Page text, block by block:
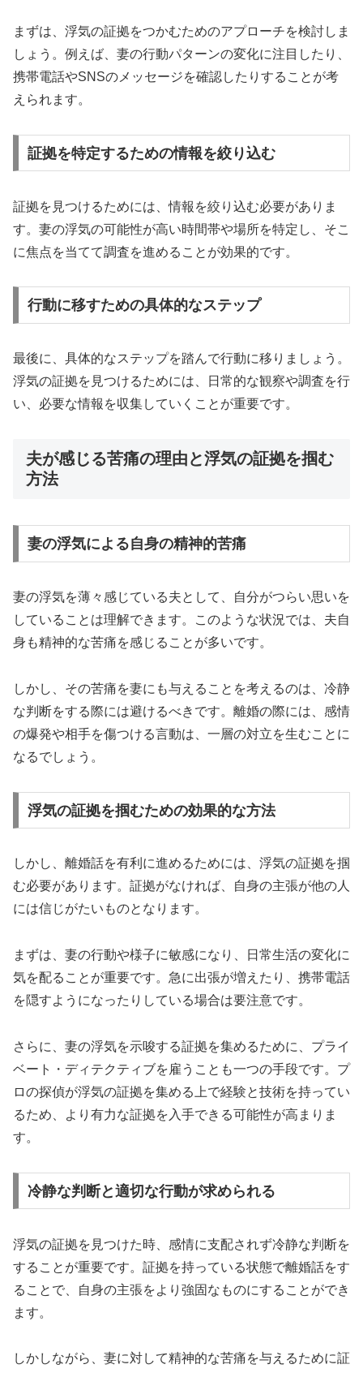
まずは、浮気の証拠をつかむためのアプローチを検討しま
しょう。例えば、妻の行動パターンの変化に注目したり、
携帯電話やSNSのメッセージを確認したりすることが考
えられます。
証拠を特定するための情報を絞り込む
証拠を見つけるためには、情報を絞り込む必要がありま
す。妻の浮気の可能性が高い時間帯や場所を特定し、そこ
に焦点を当てて調査を進めることが効果的です。
行動に移すための具体的なステップ
最後に、具体的なステップを踏んで行動に移りましょう。
浮気の証拠を見つけるためには、日常的な観察や調査を行
い、必要な情報を収集していくことが重要です。
夫が感じる苦痛の理由と浮気の証拠を掴む
方法
妻の浮気による自身の精神的苦痛
妻の浮気を薄々感じている夫として、自分がつらい思いを
していることは理解できます。このような状況では、夫自
身も精神的な苦痛を感じることが多いです。
しかし、その苦痛を妻にも与えることを考えるのは、冷静
な判断をする際には避けるべきです。離婚の際には、感情
の爆発や相手を傷つける言動は、一層の対立を生むことに
なるでしょう。
浮気の証拠を掴むための効果的な方法
しかし、離婚話を有利に進めるためには、浮気の証拠を掴
む必要があります。証拠がなければ、自身の主張が他の人
には信じがたいものとなります。
まずは、妻の行動や様子に敏感になり、日常生活の変化に
気を配ることが重要です。急に出張が増えたり、携帯電話
を隠すようになったりしている場合は要注意です。
さらに、妻の浮気を示唆する証拠を集めるために、プライ
ベート・ディテクティブを雇うことも一つの手段です。プ
ロの探偵が浮気の証拠を集める上で経験と技術を持ってい
るため、より有力な証拠を入手できる可能性が高まりま
す。
冷静な判断と適切な行動が求められる
浮気の証拠を見つけた時、感情に支配されず冷静な判断を
することが重要です。証拠を持っている状態で離婚話をす
ることで、自身の主張をより強固なものにすることができ
ます。
しかしながら、妻に対して精神的な苦痛を与えるために証